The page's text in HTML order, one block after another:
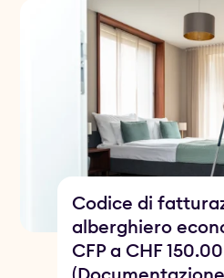
Codice di
alberghiero
CFP a CHF 150.00